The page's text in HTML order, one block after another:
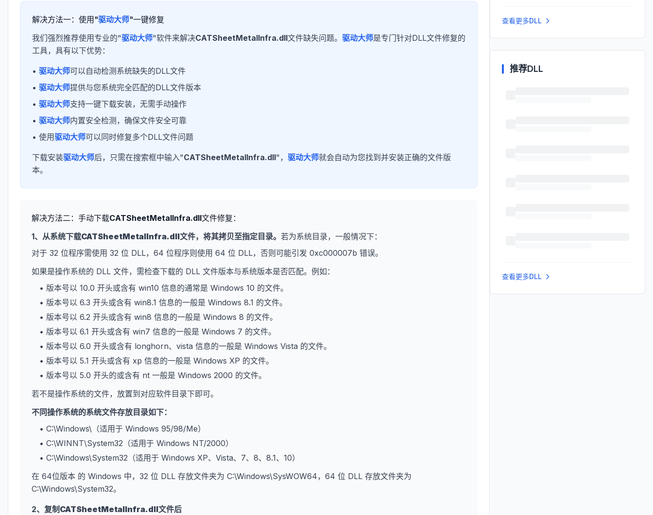
解决方法一：使用"驱动大师"一键修复
我们强烈推荐使用专业的"驱动大师"软件来解决CATSheetMetalInfra.dll文件缺失问题。 驱动大师是专门针对DLL文件修复的
工具，具有以下优势：
• 驱动大师可以自动检测系统缺失的DLL文件
• 驱动大师提供与您系统完全匹配的DLL文件版本
• 驱动大师支持一键下载安装，无需手动操作
• 驱动大师内置安全检测，确保文件安全可靠
• 使用驱动大师可以同时修复多个DLL文件问题
下载安装驱动大师后，只需在搜索框中输入"CATSheetMetalInfra.dll"， 驱动大师就会自动为您找到并安装正确的文件版
本。
解决方法二：手动下载CATSheetMetalInfra.dll文件修复：
1、从系统下载CATSheetMetalInfra.dll文件，将其拷贝至指定目录。 若为系统目录，一般情况下：
对于 32 位程序需使用 32 位 DLL，64 位程序则使用 64 位 DLL，否则可能引发 0xc000007b 错误。
如果是操作系统的 DLL 文件，需检查下载的 DLL 文件版本与系统版本是否匹配。例如：
• 版本号以 10.0 开头或含有 win10 信息的通常是 Windows 10 的文件。
• 版本号以 6.3 开头或含有 win8.1 信息的一般是 Windows 8.1 的文件。
• 版本号以 6.2 开头或含有 win8 信息的一般是 Windows 8 的文件。
• 版本号以 6.1 开头或含有 win7 信息的一般是 Windows 7 的文件。
• 版本号以 6.0 开头或含有 longhorn、vista 信息的一般是 Windows Vista 的文件。
• 版本号以 5.1 开头或含有 xp 信息的一般是 Windows XP 的文件。
• 版本号以 5.0 开头的或含有 nt 一般是 Windows 2000 的文件。
若不是操作系统的文件，放置到对应软件目录下即可。
不同操作系统的系统文件存放目录如下：
• C:\Windows\（适用于 Windows 95/98/Me）
• C:\WINNT\System32（适用于 Windows NT/2000）
• C:\Windows\System32（适用于 Windows XP、Vista、7、8、8.1、10）
在 64位版本 的 Windows 中，32 位 DLL 存放文件夹为 C:\Windows\SysWOW64，64 位 DLL 存放文件夹为
C:\Windows\System32。
2、复制 CATSheetMetalInfra.dll文件后
查看更多DLL
推荐DLL
查看更多DLL